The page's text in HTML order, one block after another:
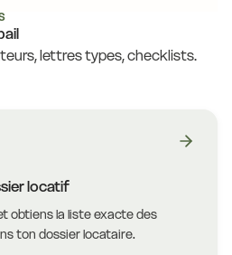
lettres types, checklists.
locatif
obtiens la liste exacte des
ton dossier locataire.